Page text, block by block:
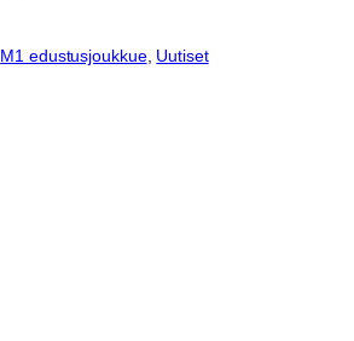
M1 edustusjoukkue, Uutiset